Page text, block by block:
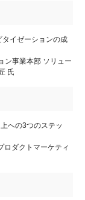
タイゼーションの成
ン事業本部 ソリュー
氏
への3つのステッ
ロダクトマーケティ